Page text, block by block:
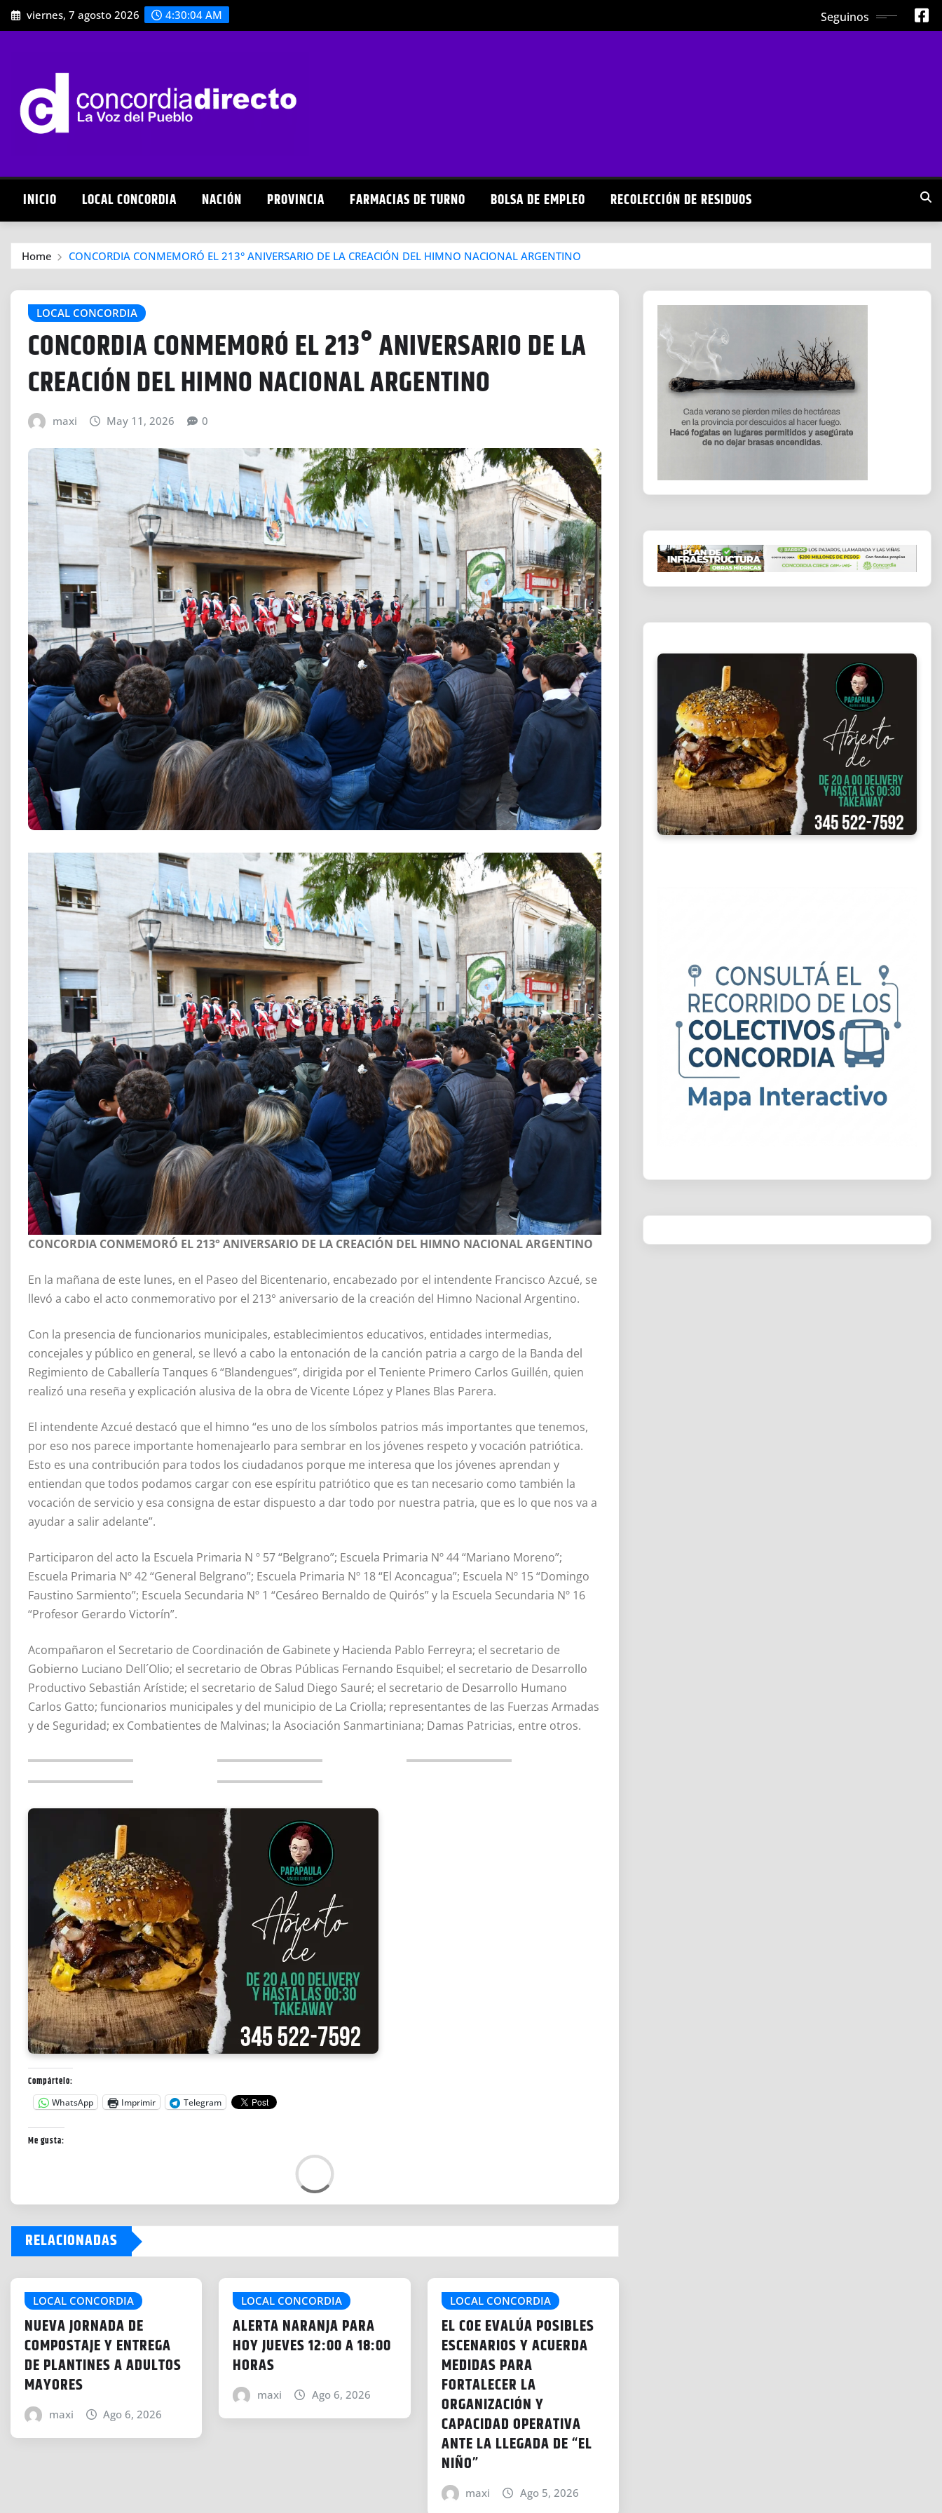
Skip
to
viernes, 7 agosto 2026 4:30:06 AM Seguinos
INICIO LOCAL CONCORDIA NACIÓN PROVINCIA FARMACIAS DE TURNO BOLSA DE EMPLEO RECOLECCIÓN DE RESIDUOS
Home CONCORDIA CONMEMORÓ EL 213° ANIVERSARIO DE LA CREACIÓN DEL HIMNO NACIONAL ARGENTINO
LOCAL CONCORDIA
CONCORDIA CONMEMORÓ EL 213° ANIVERSARIO DE LA
CREACIÓN DEL HIMNO NACIONAL ARGENTINO
maxi May 11, 2026 0
CONCORDIA CONMEMORÓ EL 213° ANIVERSARIO DE LA CREACIÓN DEL HIMNO NACIONAL ARGENTINO
En la mañana de este lunes, en el Paseo del Bicentenario, encabezado por el intendente Francisco Azcué, se
llevó a cabo el acto conmemorativo por el 213° aniversario de la creación del Himno Nacional Argentino.
Con la presencia de funcionarios municipales, establecimientos educativos, entidades intermedias,
concejales y público en general, se llevó a cabo la entonación de la canción patria a cargo de la Banda del
Regimiento de Caballería Tanques 6 “Blandengues”, dirigida por el Teniente Primero Carlos Guillén, quien
realizó una reseña y explicación alusiva de la obra de Vicente López y Planes Blas Parera.
El intendente Azcué destacó que el himno “es uno de los símbolos patrios más importantes que tenemos,
por eso nos parece importante homenajearlo para sembrar en los jóvenes respeto y vocación patriótica.
Esto es una contribución para todos los ciudadanos porque me interesa que los jóvenes aprendan y
entiendan que todos podamos cargar con ese espíritu patriótico que es tan necesario como también la
vocación de servicio y esa consigna de estar dispuesto a dar todo por nuestra patria, que es lo que nos va a
ayudar a salir adelante”.
Participaron del acto la Escuela Primaria N º 57 “Belgrano”; Escuela Primaria Nº 44 “Mariano Moreno”;
Escuela Primaria Nº 42 “General Belgrano”; Escuela Primaria Nº 18 “El Aconcagua”; Escuela Nº 15 “Domingo
Faustino Sarmiento”; Escuela Secundaria Nº 1 “Cesáreo Bernaldo de Quirós” y la Escuela Secundaria Nº 16
“Profesor Gerardo Victorín”.
Acompañaron el Secretario de Coordinación de Gabinete y Hacienda Pablo Ferreyra; el secretario de
Gobierno Luciano Dell´Olio; el secretario de Obras Públicas Fernando Esquibel; el secretario de Desarrollo
Productivo Sebastián Arístide; el secretario de Salud Diego Sauré; el secretario de Desarrollo Humano
Carlos Gatto; funcionarios municipales y del municipio de La Criolla; representantes de las Fuerzas Armadas
y de Seguridad; ex Combatientes de Malvinas; la Asociación Sanmartiniana; Damas Patricias, entre otros.
Compártelo:
WhatsApp Imprimir Telegram
Me gusta:
r
a
n
d
o
.
.
.
RELACIONADAS
LOCAL CONCORDIA
NUEVA JORNADA DE
COMPOSTAJE Y ENTREGA
DE PLANTINES A ADULTOS
MAYORES
maxi Ago 6, 2026
LOCAL CONCORDIA
ALERTA NARANJA PARA
HOY JUEVES 12:00 A 18:00
HORAS
maxi Ago 6, 2026
LOCAL CONCORDIA
EL COE EVALÚA POSIBLES
ESCENARIOS Y ACUERDA
MEDIDAS PARA
FORTALECER LA
ORGANIZACIÓN Y
CAPACIDAD OPERATIVA
ANTE LA LLEGADA DE “EL
NIÑO”
maxi Ago 5, 2026